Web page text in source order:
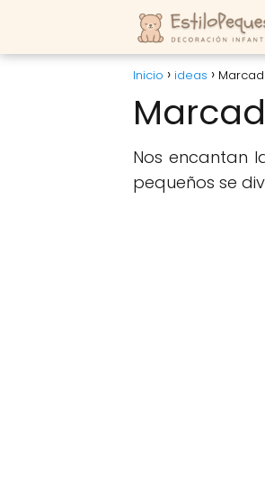
Inicio ideas
Nos encantan
pequeños se